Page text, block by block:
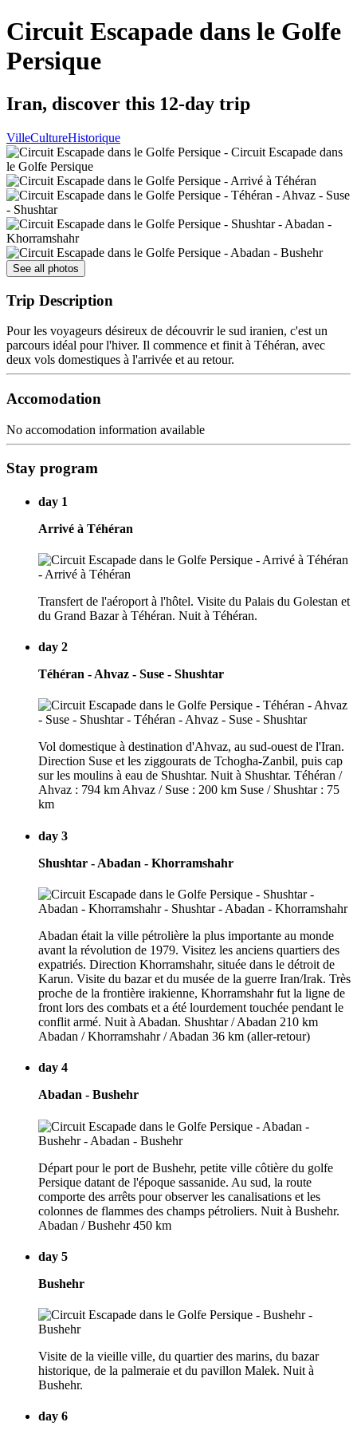
Circuit Escapade dans le Golfe
Persique
Iran, discover this 12-day trip
VilleCultureHistorique
See all photos
Trip Description
Pour les voyageurs désireux de découvrir le sud iranien, c'est un
parcours idéal pour l'hiver. Il commence et finit à Téhéran, avec
deux vols domestiques à l'arrivée et au retour.
Accomodation
No accomodation information available
Stay program
day 1
Arrivé à Téhéran
Transfert de l'aéroport à l'hôtel. Visite du Palais du Golestan et
du Grand Bazar à Téhéran. Nuit à Téhéran.
day 2
Téhéran - Ahvaz - Suse - Shushtar
Vol domestique à destination d'Ahvaz, au sud-ouest de l'Iran.
Direction Suse et les ziggourats de Tchogha-Zanbil, puis cap
sur les moulins à eau de Shushtar. Nuit à Shushtar. Téhéran /
Ahvaz : 794 km Ahvaz / Suse : 200 km Suse / Shushtar : 75
km
day 3
Shushtar - Abadan - Khorramshahr
Abadan était la ville pétrolière la plus importante au monde
avant la révolution de 1979. Visitez les anciens quartiers des
expatriés. Direction Khorramshahr, située dans le détroit de
Karun. Visite du bazar et du musée de la guerre Iran/Irak. Très
proche de la frontière irakienne, Khorramshahr fut la ligne de
front lors des combats et a été lourdement touchée pendant le
conflit armé. Nuit à Abadan. Shushtar / Abadan 210 km
Abadan / Khorramshahr / Abadan 36 km (aller-retour)
day 4
Abadan - Bushehr
Départ pour le port de Bushehr, petite ville côtière du golfe
Persique datant de l'époque sassanide. Au sud, la route
comporte des arrêts pour observer les canalisations et les
colonnes de flammes des champs pétroliers. Nuit à Bushehr.
Abadan / Bushehr 450 km
day 5
Bushehr
Visite de la vieille ville, du quartier des marins, du bazar
historique, de la palmeraie et du pavillon Malek. Nuit à
Bushehr.
day 6